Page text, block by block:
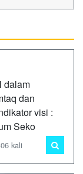
dalam
dan
visi :
Seko
kali